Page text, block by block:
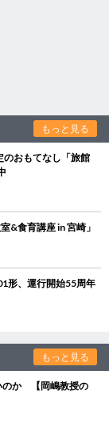
もっと見る
のおもてなし「旅館
&食育講座 in 宮崎」
形、運行開始55周年
もっと見る
のか 【岡嶋教授の